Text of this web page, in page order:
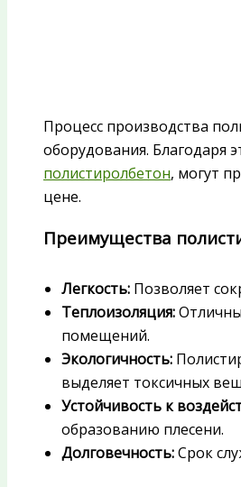
Процесс производства
оборудования. Благодаря
полистиролбетон, могут
цене.
Преимущества
Легкость: Позволяет
Теплоизоляция:
помещений.
Экологичность:
выделяет токсичных
Устойчивость к
образованию плесени.
Долговечность:Срок